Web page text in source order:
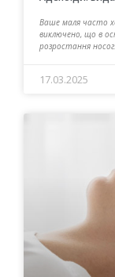
Ваше маля часто
виключено, що в
розростання
17.03.2025